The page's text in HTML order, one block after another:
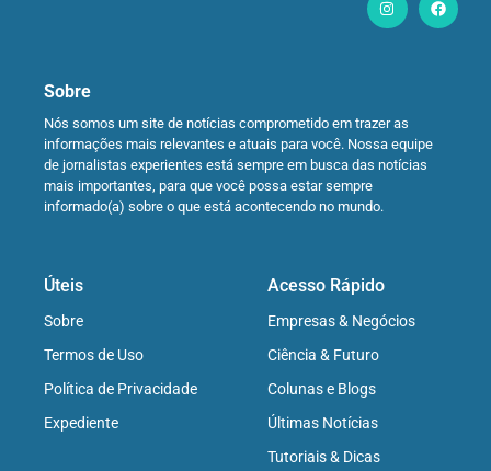
Sobre
Nós somos um site de notícias comprometido em trazer as
informações mais relevantes e atuais para você. Nossa equipe
de jornalistas experientes está sempre em busca das notícias
mais importantes, para que você possa estar sempre
informado(a) sobre o que está acontecendo no mundo.
Úteis
Sobre
Termos de Uso
Política de Privacidade
Expediente
Acesso Rápido
Empresas & Negócios
Ciência & Futuro
Colunas e Blogs
Últimas Notícias
Tutoriais & Dicas